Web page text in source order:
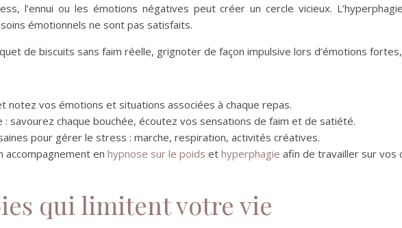
l’ennui ou les émotions négatives peut créer un cercle vicieux.
émotionnels ne sont pas satisfaits.
de biscuits sans faim réelle, grignoter de façon impulsive lors d’émotions
notez vos émotions et situations associées à chaque repas.
: savourez chaque bouchée, écoutez vos sensations de faim et de satiété.
pour gérer le stress : marche, respiration, activités créatives.
accompagnement en hypnose sur le poids et hyperphagie afin de travailler sur
qui limitent votre vie